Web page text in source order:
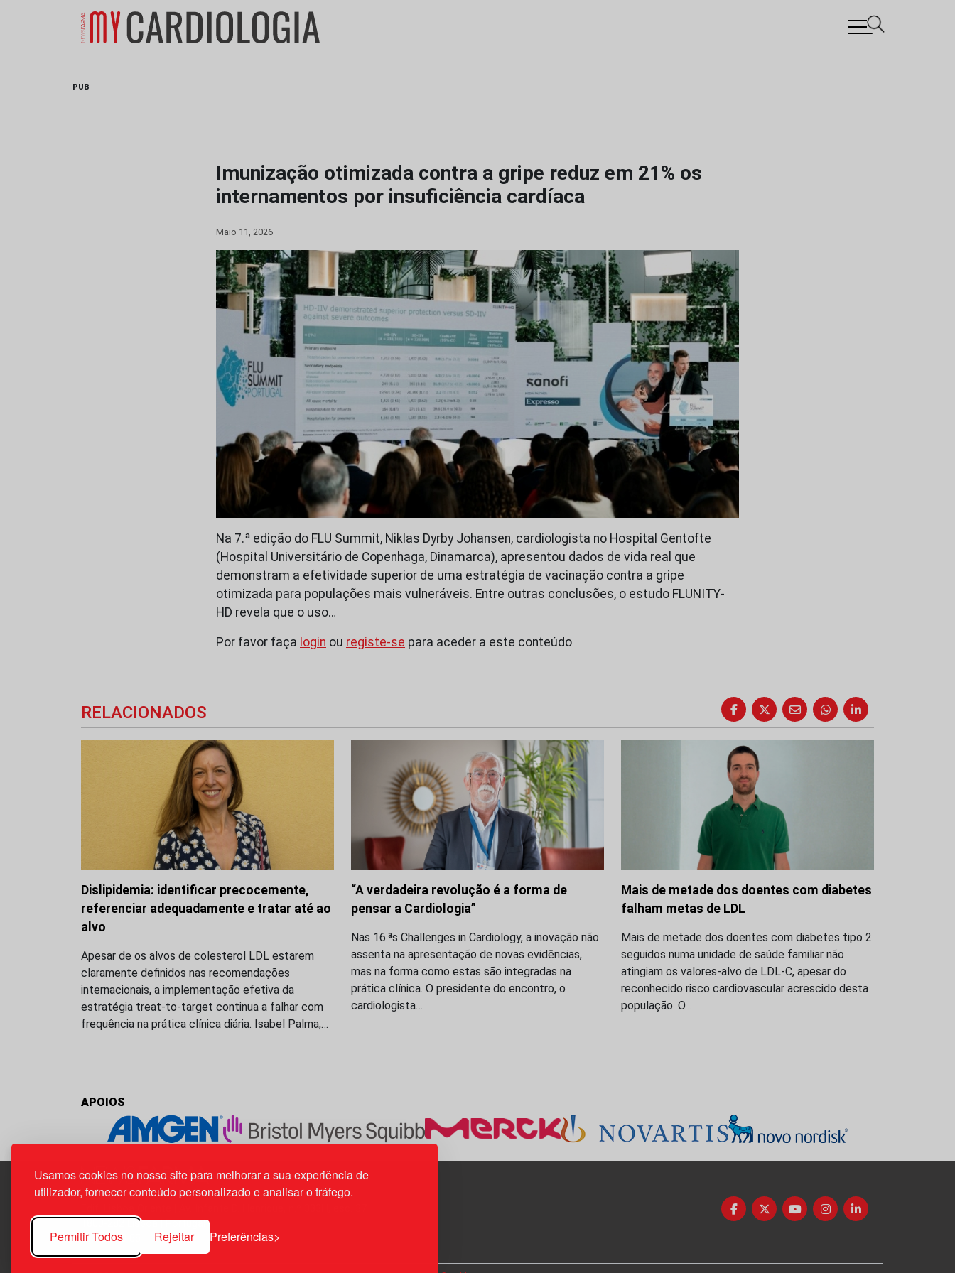
Usamos cookies no nosso site para melhorar a sua experiência de
utilizador, fornecer conteúdo personalizado e analisar o tráfego.
Permitir Todos Rejeitar Preferências
Skip
PUB
Imunização otimizada contra a gripe reduz em 21% os
internamentos por insuficiência cardíaca
Maio 11, 2026
Na 7.ª edição do FLU Summit, Niklas Dyrby Johansen, cardiologista no Hospital Gentofte
(Hospital Universitário de Copenhaga, Dinamarca), apresentou dados de vida real que
demonstram a efetividade superior de uma estratégia de vacinação contra a gripe
otimizada para populações mais vulneráveis. Entre outras conclusões, o estudo FLUNITY-
HD revela que o uso…
Por favor faça login ou registe-se para aceder a este conteúdo
RELACIONADOS
Dislipidemia: identificar precocemente,
referenciar adequadamente e tratar até ao
alvo
Apesar de os alvos de colesterol LDL estarem
claramente definidos nas recomendações
internacionais, a implementação efetiva da
estratégia treat-to-target continua a falhar com
frequência na prática clínica diária. Isabel Palma,…
“A verdadeira revolução é a forma de
pensar a Cardiologia”
Nas 16.ªs Challenges in Cardiology, a inovação não
assenta na apresentação de novas evidências,
mas na forma como estas são integradas na
prática clínica. O presidente do encontro, o
cardiologista…
Mais de metade dos doentes com diabetes
falham metas de LDL
Mais de metade dos doentes com diabetes tipo 2
seguidos numa unidade de saúde familiar não
atingiam os valores-alvo de LDL-C, apesar do
reconhecido risco cardiovascular acrescido desta
população. O…
APOIOS
1800-282 Lisboa | Portugal
21 850 40 65